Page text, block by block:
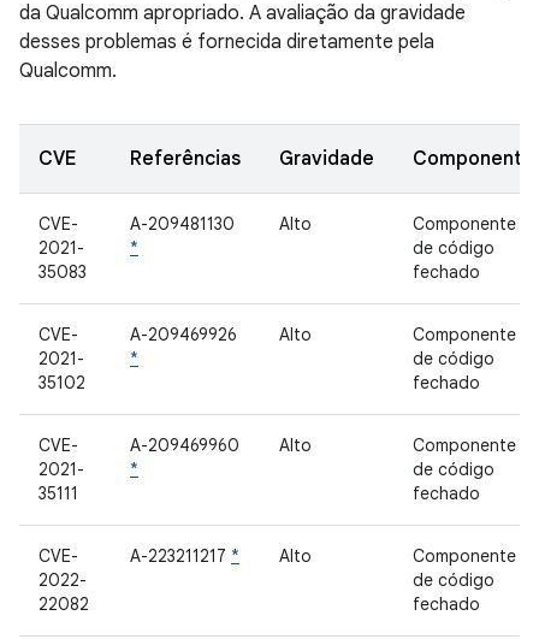
da Qualcomm apropriado. A avaliação da gravidade
desses problemas é fornecida diretamente pela
Qualcomm.
CVE Referências Gravidade Componente
CVE-
2021-
35083
A-209481130
*
Alto
Componente
de código
fechado
CVE-
2021-
35102
A-209469926
*
Alto
Componente
de código
fechado
CVE-
2021-
35111
A-209469960
*
Alto
Componente
de código
fechado
CVE-
2022-
22082
A-223211217 * Alto
Componente
de código
fechado